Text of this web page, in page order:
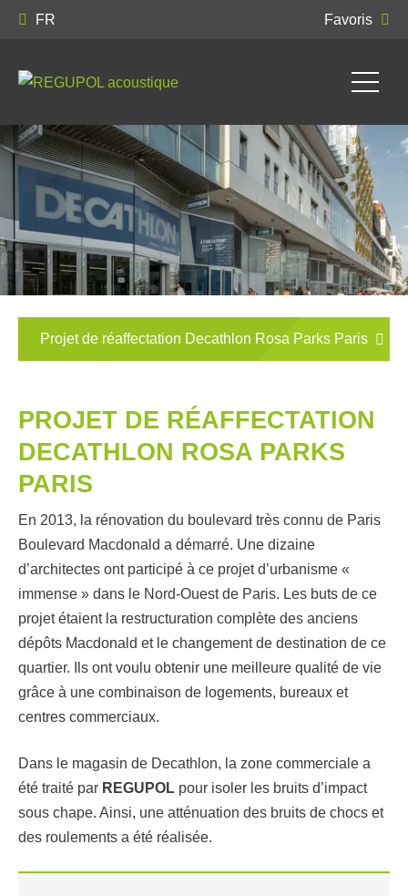
FR Favoris
Projet de réaffectation Decathlon Rosa Parks Paris
PROJET DE RÉAFFECTATION
DECATHLON ROSA PARKS
PARIS
En 2013, la rénovation du boulevard très connu de Paris
Boulevard Macdonald a démarré. Une dizaine
d’architectes ont participé à ce projet d’urbanisme «
immense » dans le Nord-Ouest de Paris. Les buts de ce
projet étaient la restructuration complète des anciens
dépôts Macdonald et le changement de destination de ce
quartier. Ils ont voulu obtenir une meilleure qualité de vie
grâce à une combinaison de logements, bureaux et
centres commerciaux.
Dans le magasin de Decathlon, la zone commerciale a
été traité par REGUPOL pour isoler les bruits d’impact
sous chape. Ainsi, une atténuation des bruits de chocs et
des roulements a été réalisée.